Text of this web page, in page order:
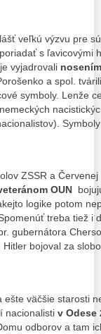
veľkú výzvu pre
s ľavicovými
vyjadrovali
a spol.
symboly. Lenže
ZSSR a
OUN
logike potom
treba tiež i
gubernátora
bojoval za
väčšie starosti
nacionalisti v Odese
odborov a tam